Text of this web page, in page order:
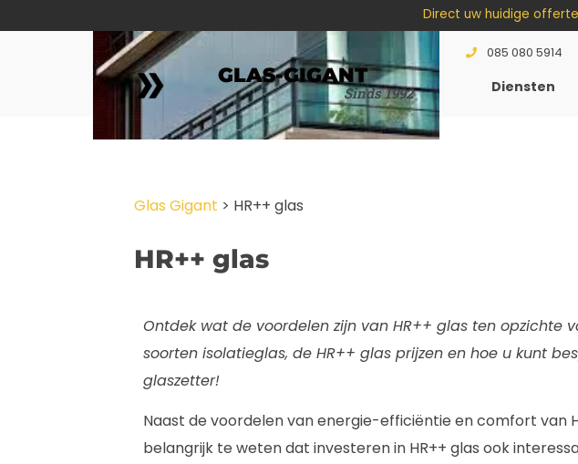
Direct uw huidige
GLAS-GIGANT
Sinds 1992
085 080 5914
Diensten
Glas Gigant > HR++ glas
HR++ glas
Ontdek wat de voordelen zijn van HR++ glas ten opzichte
soorten isolatieglas, de HR++ glas prijzen en hoe u kunt
glaszetter!
Naast de voordelen van energie-efficiëntie en comfort van
belangrijk te weten dat investeren in HR++ glas ook